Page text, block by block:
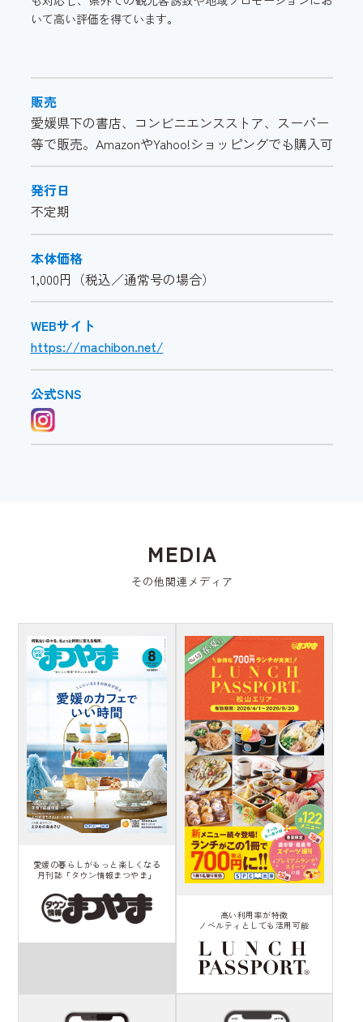
いて高い評価を得ています。
販売
愛媛県下の書店、コンビニエンスストア、スーパー
等で販売。AmazonやYahoo!ショッピングでも購入可
発行日
不定期
本体価格
1,000円（税込／通常号の場合）
WEBサイト
https://machibon.net/
公式SNS
MEDIA
その他関連メディア
愛媛の暮らしがもっと楽しくなる
月刊誌「タウン情報まつやま」
高い利用率が特徴
ノベルティとしても活用可能